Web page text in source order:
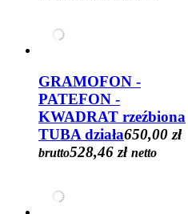
GRAMOFON -
PATEFON -
KWADRAT rzeźbiona
TUBA działa650,00 zł
brutto528,46 zł netto